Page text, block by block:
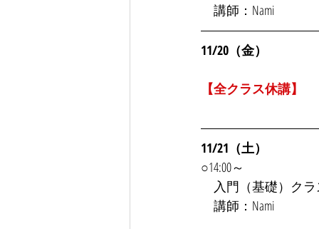
講師：Nami
11/20（金）
【全クラス休講】
11/21（土）
○14:00～
入門（基礎）クラ
講師：Nami